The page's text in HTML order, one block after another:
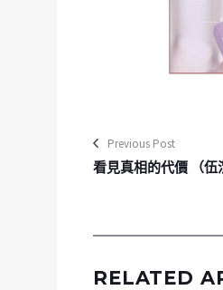
Previous Post
看見真相的代價 （伍
RELATED